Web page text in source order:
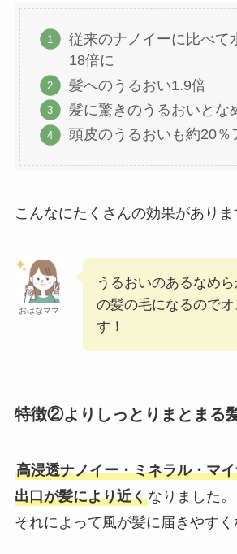
従来のナノイーに比べて
18倍に
髪へのうるおい1.9倍
髪に驚きのうるおいとな
頭皮のうるおいも約20％
こんなにたくさんの効果がありま
おはなママ
うるおいのあるなめ
の髪の毛になるので
す！
特徴②よりしっとりまとまる
高浸透ナノイー・ミネラル・マ
出口が髪により近くなりました。
それによって風が髪に届きやすく